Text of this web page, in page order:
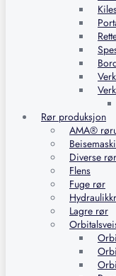
Rør produksjon
AMA®
Diverse
Flens
Fuge rør
Lagre rør